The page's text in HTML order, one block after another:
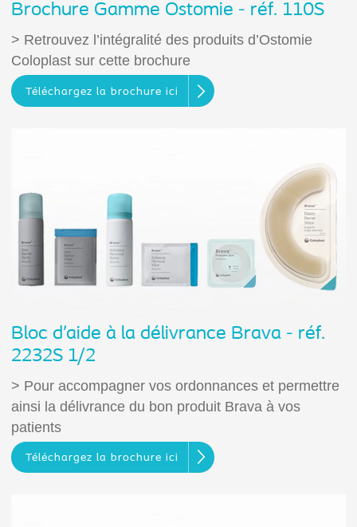
Brochure Gamme Ostomie - réf. 110S
> Retrouvez l’intégralité des produits d’Ostomie
Coloplast sur cette brochure
Téléchargez la brochure ici
Bloc d’aide à la délivrance Brava - réf.
2232S 1/2
> Pour accompagner vos ordonnances et permettre
ainsi la délivrance du bon produit Brava à vos
patients
Téléchargez la brochure ici